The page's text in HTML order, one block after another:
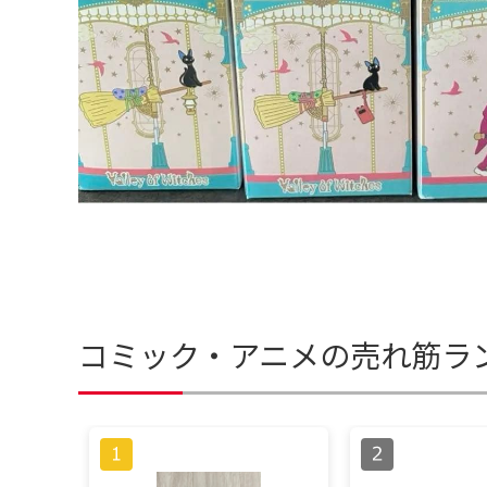
コミック・アニメの売れ筋ラ